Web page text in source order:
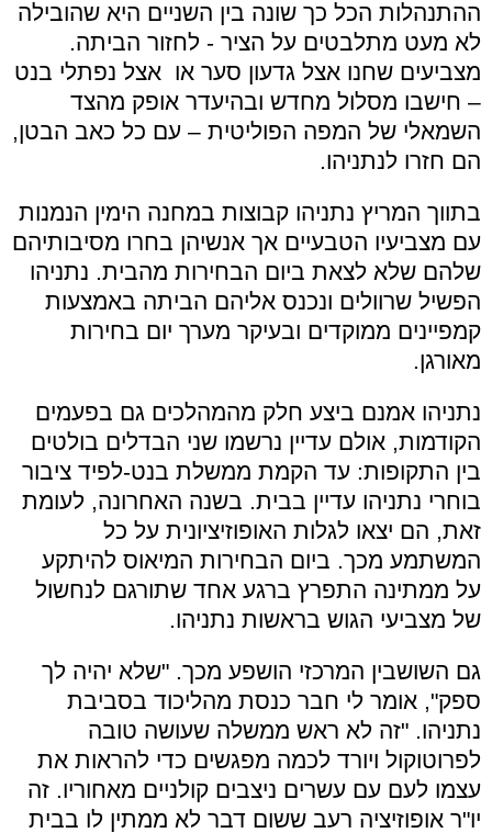
ההתנהלות הכל כך שונה בין השניים היא שהובילה
לא מעט מתלבטים על הציר - לחזור הביתה.
מצביעים שחנו אצל גדעון סער או אצל נפתלי בנט
– חישבו מסלול מחדש ובהיעדר אופק מהצד
השמאלי של המפה הפוליטית – עם כל כאב הבטן,
הם חזרו לנתניהו.
בתווך המריץ נתניהו קבוצות במחנה הימין הנמנות
עם מצביעיו הטבעיים אך אנשיהן בחרו מסיבותיהם
שלהם שלא לצאת ביום הבחירות מהבית. נתניהו
הפשיל שרוולים ונכנס אליהם הביתה באמצעות
קמפיינים ממוקדים ובעיקר מערך יום בחירות
מאורגן.
נתניהו אמנם ביצע חלק מהמהלכים גם בפעמים
הקודמות, אולם עדיין נרשמו שני הבדלים בולטים
בין התקופות: עד הקמת ממשלת בנט-לפיד ציבור
בוחרי נתניהו עדיין בבית. בשנה האחרונה, לעומת
זאת, הם יצאו לגלות האופוזיציונית על כל
המשתמע מכך. ביום הבחירות המיאוס להיתקע
על ממתינה התפרץ ברגע אחד שתורגם לנחשול
של מצביעי הגוש בראשות נתניהו.
גם השושבין המרכזי הושפע מכך. "שלא יהיה לך
ספק", אומר לי חבר כנסת מהליכוד בסביבת
נתניהו. "זה לא ראש ממשלה שעושה טובה
לפרוטוקול ויורד לכמה מפגשים כדי להראות את
עצמו לעם עם עשרים ניצבים קולניים מאחוריו. זה
יו"ר אופוזיציה רעב ששום דבר לא ממתין לו בבית